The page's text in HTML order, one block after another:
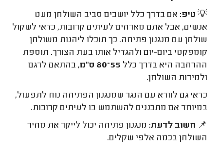
💡 טיפ: אם בדרך כלל יושבים סביב השולחן מעט
אנשים, אבל אתם מארחים לעיתים קרובות, כדאי לשקול
שולחן עם מנגנון פתיחה. כך תוכלו ליהנות משולחן
קומפקטי ביום-יום ולהגדיל אותו בעת הצורך. תוספת
ההרחבה היא בדרך כלל 55–80 ס"מ
, בהתאם לדגם
ולמידות השולחן.
כדאי גם לוודא עם הנגר שמנגנון הפתיחה נוח לתפעול,
במיוחד אם מתכננים להשתמש בו לעיתים קרובות.
📌 חשוב לדעת: מנגנון פתיחה יכול לייקר את מחיר
השולחן בכמה אלפי שקלים.